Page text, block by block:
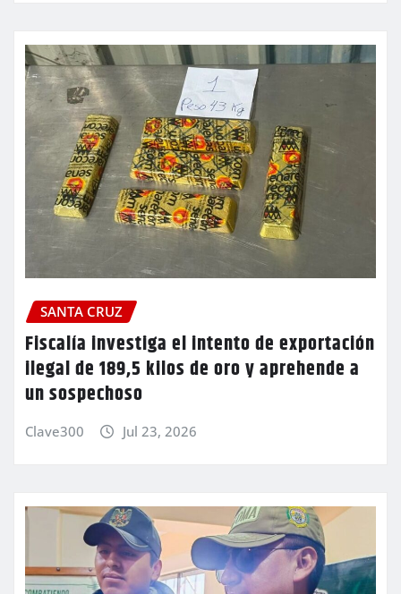
SANTA CRUZ
Fiscalía investiga el intento de exportación
ilegal de 189,5 kilos de oro y aprehende a
un sospechoso
Clave300 Jul 23, 2026